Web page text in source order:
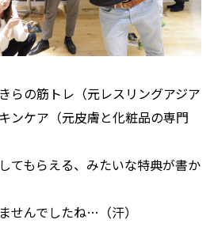
きらの筋トレ（元レスリングアジア
ンケア（元皮膚と化粧品の専門
てもらえる、みたいな特典が書か
せんでしたね…（汗）